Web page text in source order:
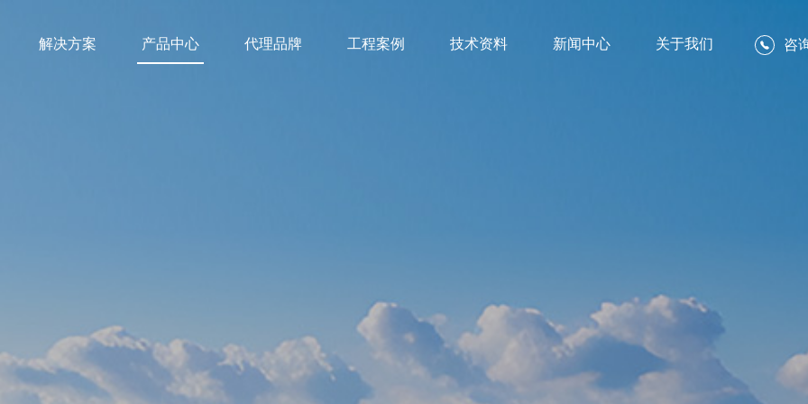
解决方案 产品中心 代理品牌 工程案例 技术资料 新闻中心 关于我们 咨